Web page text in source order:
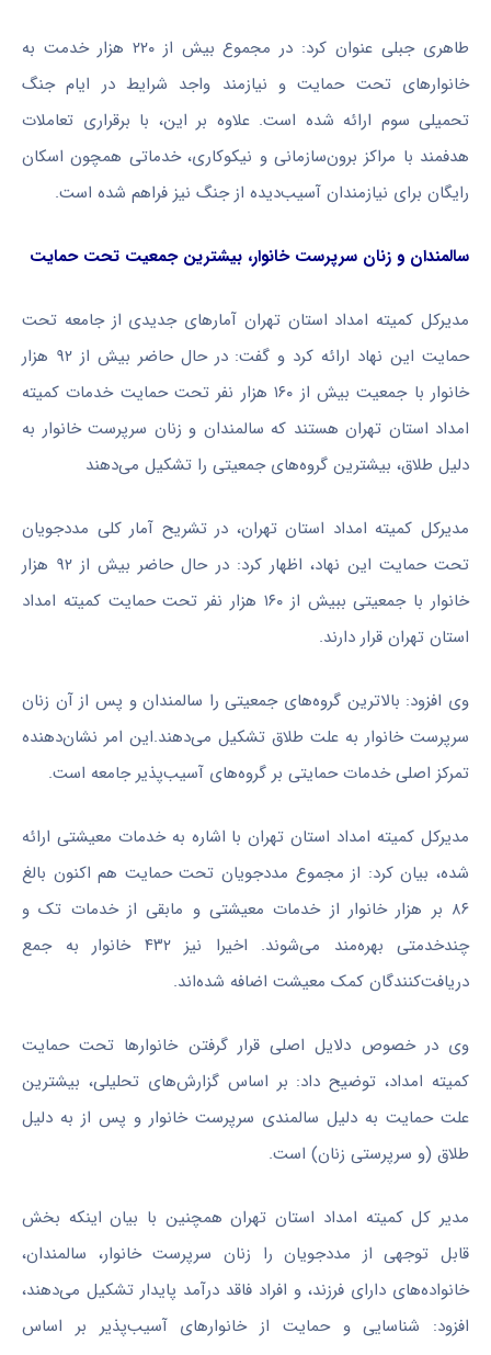
طاهری جبلی عنوان کرد: در مجموع بیش از ۲۲۰ هزار خدمت به
خانوارهای تحت حمایت و نیازمند واجد شرایط در ایام جنگ
تحمیلی سوم ارائه شده است. علاوه بر این، با برقراری تعاملات
هدفمند با مراکز برون‌سازمانی و نیکوکاری، خدماتی همچون اسکان
رایگان برای نیازمندان آسیب‌دیده از جنگ نیز فراهم شده است.
سالمندان و زنان سرپرست خانوار، بیشترین جمعیت تحت حمایت
مدیرکل کمیته امداد استان تهران آمارهای جدیدی از جامعه تحت
حمایت این نهاد ارائه کرد و گفت: در حال حاضر بیش از ۹۲ هزار
خانوار با جمعیت بیش از ۱۶۰ هزار نفر تحت حمایت خدمات کمیته
امداد استان تهران هستند که سالمندان و زنان سرپرست خانوار به
دلیل طلاق، بیشترین گروه‌های جمعیتی را تشکیل می‌دهند
مدیرکل کمیته امداد استان تهران، در تشریح آمار کلی مددجویان
تحت حمایت این نهاد، اظهار کرد: در حال حاضر بیش از ۹۲ هزار
خانوار با جمعیتی ببیش از ۱۶۰ هزار نفر تحت حمایت کمیته امداد
استان تهران قرار دارند.
وی افزود: بالاترین گروه‌های جمعیتی را سالمندان و پس از آن زنان
سرپرست خانوار به علت طلاق تشکیل می‌دهند.این امر نشان‌دهنده
تمرکز اصلی خدمات حمایتی بر گروه‌های آسیب‌پذیر جامعه است.
مدیرکل کمیته امداد استان تهران با اشاره به خدمات معیشتی ارائه
شده، بیان کرد: از مجموع مددجویان تحت حمایت هم اکنون بالغ
۸۶ بر هزار خانوار از خدمات معیشتی و مابقی از خدمات تک و
چندخدمتی بهره‌مند می‌شوند. اخیرا نیز ۴۳۲ خانوار به جمع
دریافت‌کنندگان کمک معیشت اضافه شده‌اند.
وی در خصوص دلایل اصلی قرار گرفتن خانوارها تحت حمایت
کمیته امداد، توضیح داد: بر اساس گزارش‌های تحلیلی، بیشترین
علت حمایت به دلیل سالمندی سرپرست خانوار و پس از به دلیل
طلاق (و سرپرستی زنان) است.
مدیر کل کمیته امداد استان تهران همچنین با بیان اینکه بخش
قابل توجهی از مددجویان را زنان سرپرست خانوار، سالمندان،
خانواده‌های دارای فرزند، و افراد فاقد درآمد پایدار تشکیل می‌دهند،
افزود: شناسایی و حمایت از خانوارهای آسیب‌پذیر بر اساس